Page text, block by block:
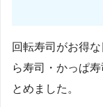
回転寿司がお得
ら寿司・かっぱ
とめました。